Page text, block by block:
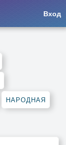
Вход
НАРОДНАЯ